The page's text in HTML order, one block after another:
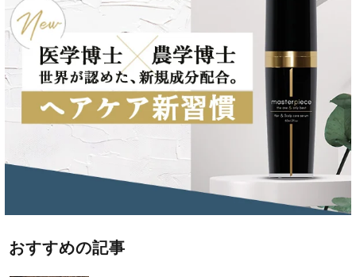
おすすめの記事